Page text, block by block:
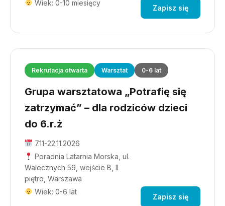
Wiek: 0-10 miesięcy
Zapisz się
Rekrutacja otwarta Warsztat 0-6 lat
Grupa warsztatowa „Potrafię się
zatrzymać” – dla rodziców dzieci
do 6.r.ż
7.11-22.11.2026
Poradnia Latarnia Morska, ul.
Walecznych 59, wejście B, II
piętro, Warszawa
Wiek: 0-6 lat
Zapisz się